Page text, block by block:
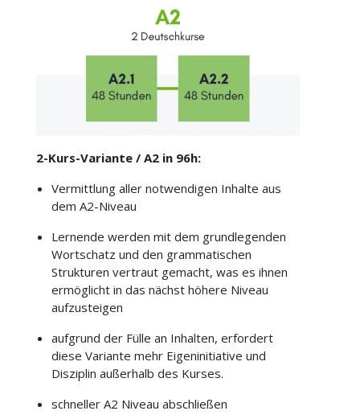
2-Kurs-Variante / A2 in 96h:
Vermittlung aller notwendigen Inhalte aus
dem A2-Niveau
Lernende werden mit dem grundlegenden
Wortschatz und den grammatischen
Strukturen vertraut gemacht, was es ihnen
ermöglicht in das nächst höhere Niveau
aufzusteigen
aufgrund der Fülle an Inhalten, erfordert
diese Variante mehr Eigeninitiative und
Disziplin außerhalb des Kurses.
schneller A2 Niveau abschließen